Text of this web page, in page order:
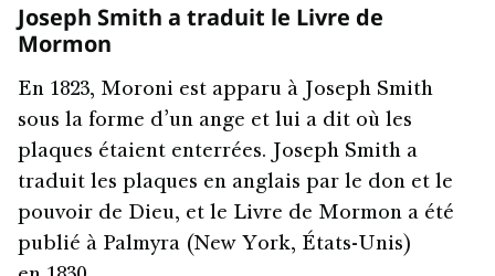
Joseph Smith a traduit le Livre de
Mormon
En 1823, Moroni est apparu à Joseph Smith
sous la forme d’un ange et lui a dit où les
plaques étaient enterrées. Joseph Smith a
traduit les plaques en anglais par le don et le
pouvoir de Dieu, et le Livre de Mormon a été
publié à Palmyra (New York, États-Unis)